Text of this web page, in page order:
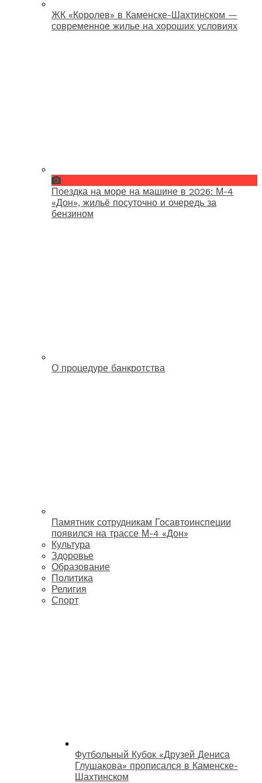
ЖК «Королев» в Каменске-Шахтинском —
современное жилье на хороших условиях
Поездка на море на машине в 2026: М-4
«Дон», жильё посуточно и очередь за
бензином
О процедуре банкротства
Памятник сотрудникам Госавтоинспеции
появился на трассе М-4 «Дон»
Культура
Здоровье
Образование
Политика
Религия
Спорт
Футбольный Кубок «Друзей Дениса
Глушакова» прописался в Каменске-
Шахтинском